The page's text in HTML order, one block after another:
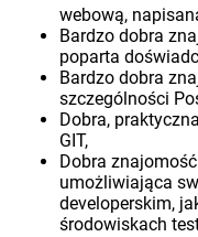
webową,
Bardzo dobra
poparta
Bardzo dobra
szczególności
Dobra,
GIT,
Dobra
umożliwiająca
developerskim,
środowiskach